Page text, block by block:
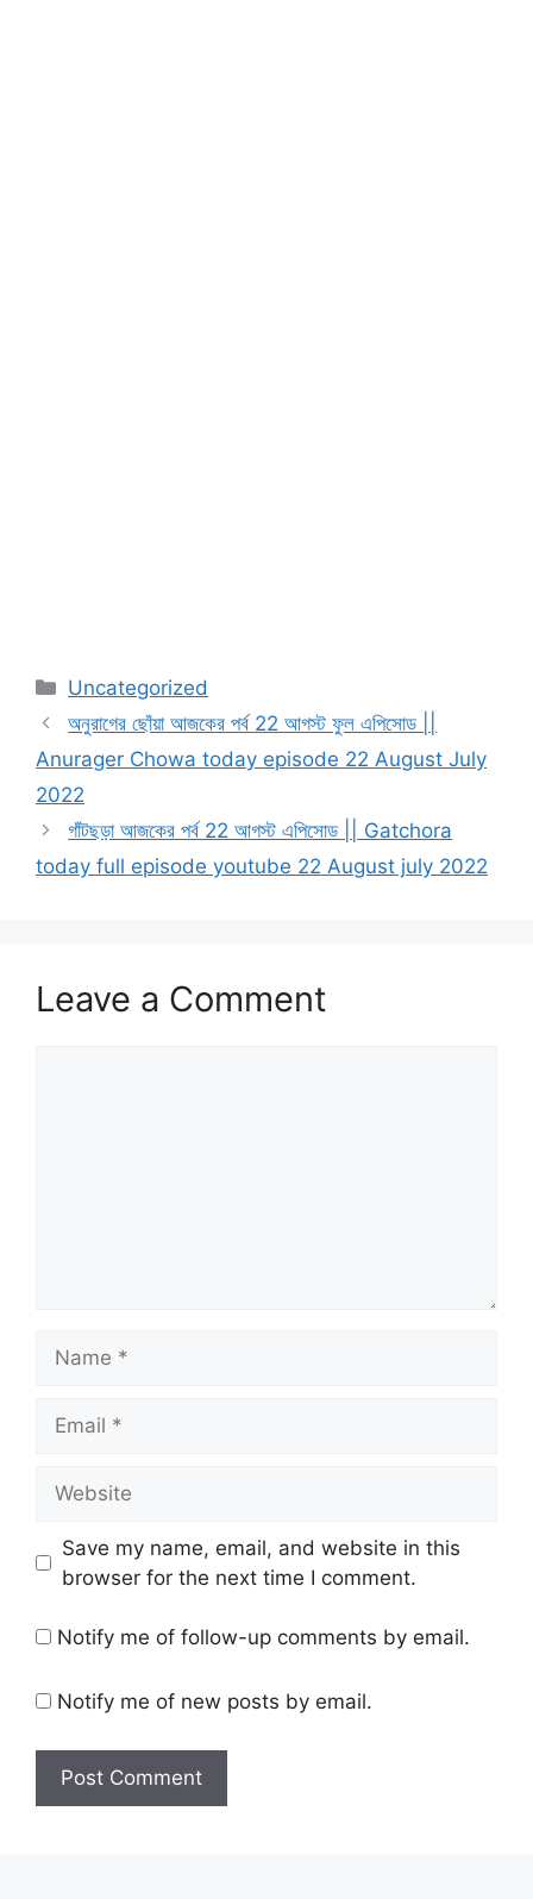
Categories
Uncategorized
অনুরাগের ছোঁয়া আজকের পর্ব 22 আগস্ট ফুল এপিসোড ||
Anurager Chowa today episode 22 August July
2022
গাঁটছড়া আজকের পর্ব 22 আগস্ট এপিসোড || Gatchora
today full episode youtube 22 August july 2022
Leave a Comment
Save my name, email, and website in this
browser for the next time I comment.
Notify me of follow-up comments by email.
Notify me of new posts by email.